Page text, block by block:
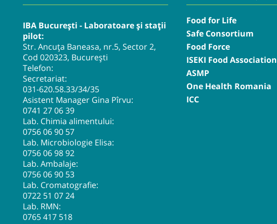
IBA București - Laboratoare și stații
pilot:
Str. Ancuța Baneasa, nr.5, Sector 2,
Cod 020323, București
Telefon:
Secretariat:
031-620.58.33/34/35
Asistent Manager Gina Pîrvu:
0741 27 06 39
Lab. Chimia alimentului:
0756 06 90 57
Lab. Microbiologie Elisa:
0756 06 98 92
Lab. Ambalaje:
0756 06 90 53
Lab. Cromatografie:
0722 51 07 24
Lab. RMN:
0765 417 518
Food for Life
Safe Consortium
Food Force
ISEKI Food Association
ASMP
One Health Romania
ICC